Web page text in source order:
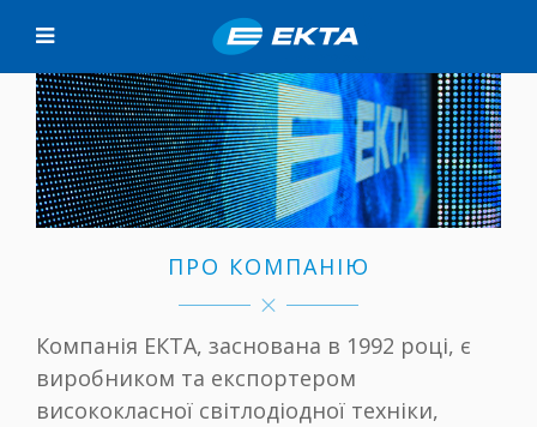
ПРО КОМПАНІЮ
Компанія ЕКТА, заснована в 1992 році, є
виробником та експортером
висококласної світлодіодної техніки,